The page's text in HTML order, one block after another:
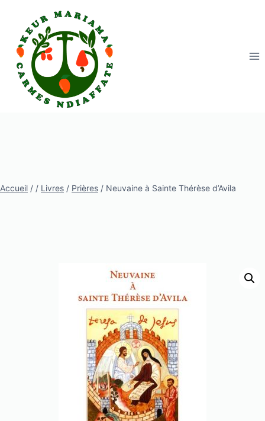
contenu
Accueil / / Livres / Prières / Neuvaine à Sainte Thérèse d’Avila